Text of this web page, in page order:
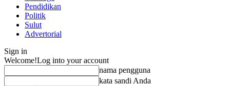
Pendidikan
Politik
Sulut
Advertorial
Sign in
Welcome!Log into your account
nama pengguna
kata sandi Anda